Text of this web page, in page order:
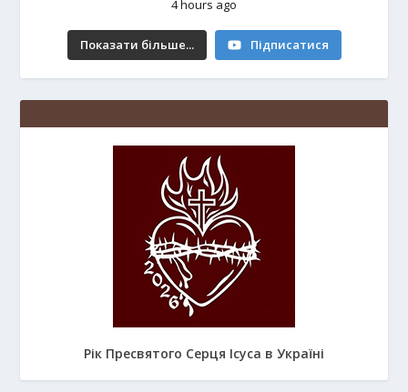
4 hours ago
Показати більше... Підписатися
Рік Пресвятого Серця Ісуса в Україні